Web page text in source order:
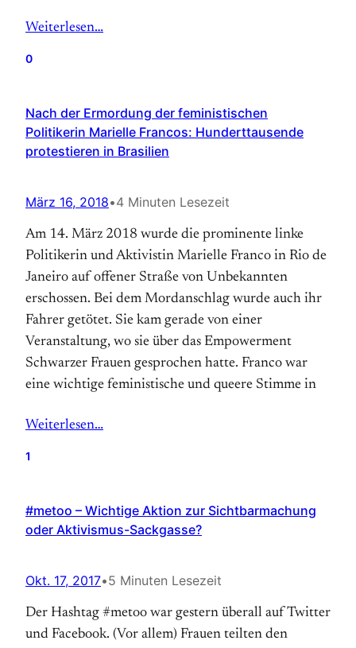
Weiterlesen…
0
Nach der Ermordung der feministischen
Politikerin Marielle Francos: Hunderttausende
protestieren in Brasilien
März 16, 2018•4 Minuten Lesezeit
Am 14. März 2018 wurde die prominente linke
Politikerin und Aktivistin Marielle Franco in Rio de
Janeiro auf offener Straße von Unbekannten
erschossen. Bei dem Mordanschlag wurde auch ihr
Fahrer getötet. Sie kam gerade von einer
Veranstaltung, wo sie über das Empowerment
Schwarzer Frauen gesprochen hatte. Franco war
eine wichtige feministische und queere Stimme in
Weiterlesen…
1
#metoo – Wichtige Aktion zur Sichtbarmachung
oder Aktivismus-Sackgasse?
Okt. 17, 2017•5 Minuten Lesezeit
Der Hashtag #metoo war gestern überall auf Twitter
und Facebook. (Vor allem) Frauen teilten den